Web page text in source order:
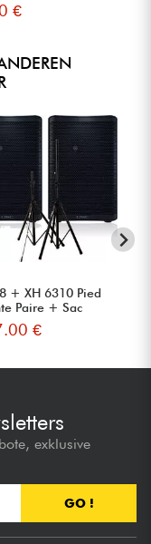
€
+ XH 6310 Pied
Paire + Sac
€
exklusive
GO !